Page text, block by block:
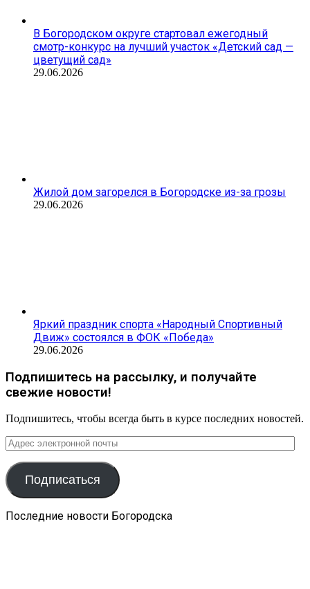
В Богородском округе стартовал ежегодный
смотр-конкурс на лучший участок «Детский сад —
цветущий сад»
29.06.2026
Жилой дом загорелся в Богородске из-за грозы
29.06.2026
Яркий праздник спорта «Народный Спортивный
Движ» состоялся в ФОК «Победа»
29.06.2026
Подпишитесь на рассылку, и получайте
свежие новости!
Подпишитесь, чтобы всегда быть в курсе последних новостей.
Адрес
электронной
почты
Подписаться
Последние новости Богородска